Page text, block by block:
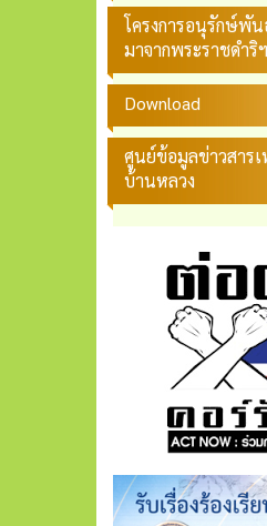
โครงการอนุรักษ์พั
มาจากพระราชดำริ
Download
ศูนย์ข้อมูลข่าวสาร
บ้านหลวง